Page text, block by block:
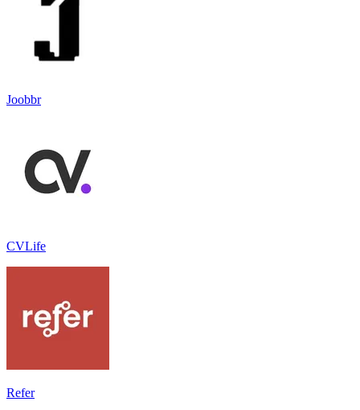
Joobbr
CVLife
Refer